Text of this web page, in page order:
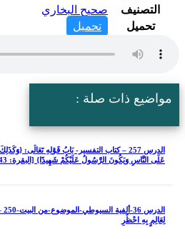
التصنيف
صحيح البخاري
تحميل
تحميل
ذات صلة :
الدرس 257 – كتاب التفسير- بَابُ قَوْلِهِ تَعَالَى: {وَكَذَلِكَ
النَّاسِ وَيَكُونَ الرَّسُولُ عَلَيْكُمْ شَهِيدًا} [البقرة: 143] – ح 4487
الدرس 36-ألفية
بِهِ احْظُرِ